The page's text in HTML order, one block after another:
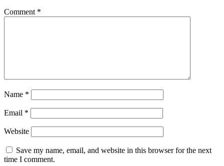
Comment *
Name *
Email *
Website
Save my name, email, and website in this browser for the next
time I comment.